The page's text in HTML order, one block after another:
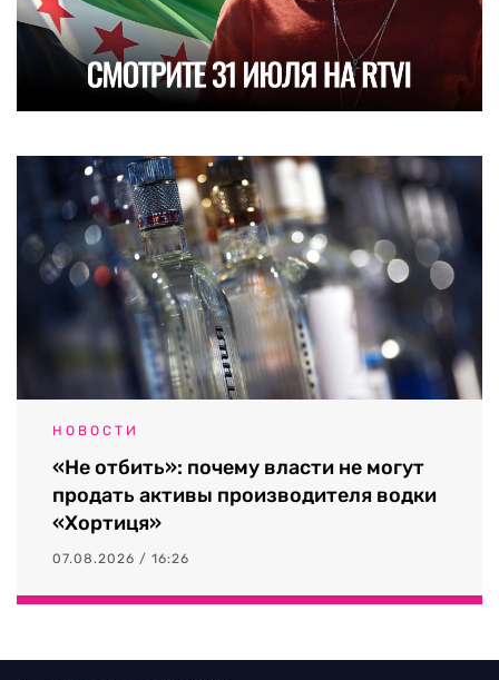
НОВОСТИ
«Не отбить»: почему власти не могут
продать активы производителя водки
«Хортиця»
07.08.2026 / 16:26